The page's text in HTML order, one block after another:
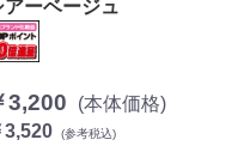
アーベージュ
3,200
(本体価格)
3,520
(参考税込)